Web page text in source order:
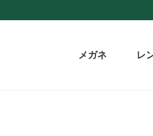
メガネ レ